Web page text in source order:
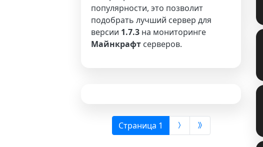
популярности, это позволит
подобрать лучший сервер для
версии 1.7.3 на мониторинге
Майнкрафт серверов.
Страница 1 (выбрана)